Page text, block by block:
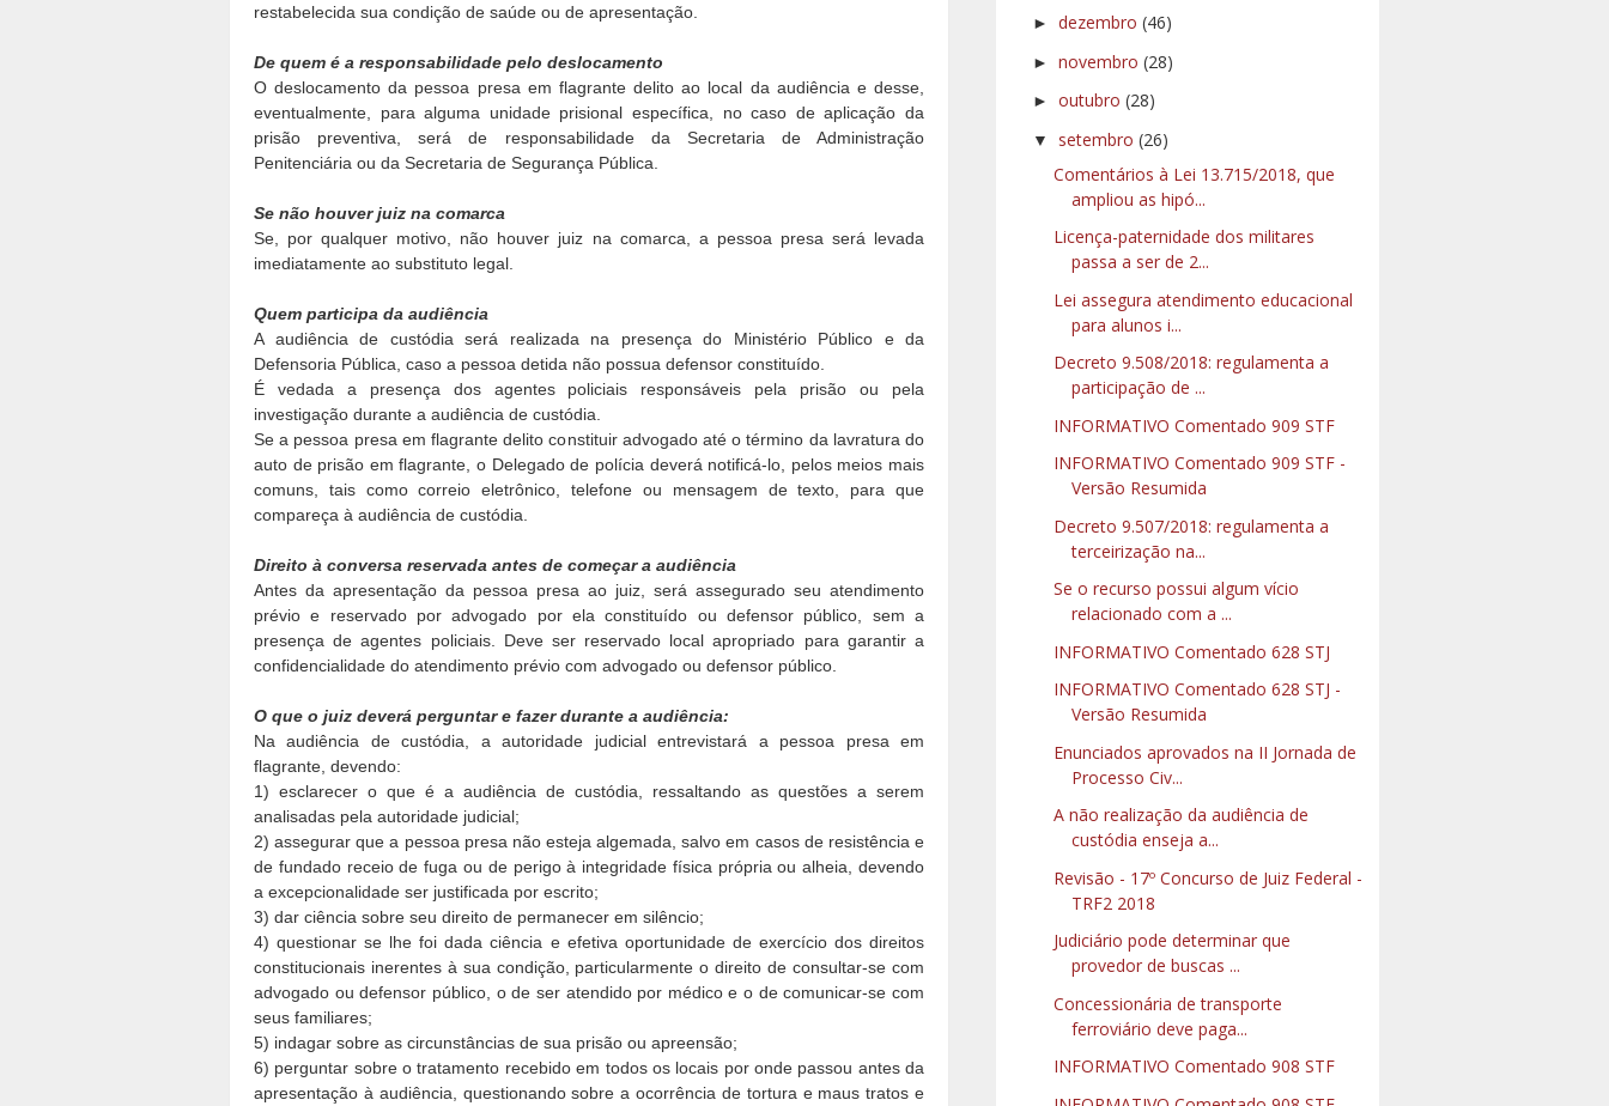
restabelecida sua condição de saúde ou de apresentação.
De quem é a responsabilidade pelo deslocamento
O deslocamento da pessoa presa em flagrante delito ao local da audiência e desse,
eventualmente, para alguma unidade prisional específica, no caso de aplicação da
prisão preventiva, será de responsabilidade da Secretaria de Administração
Penitenciária ou da Secretaria de Segurança Pública.
Se não houver juiz na comarca
Se, por qualquer motivo, não houver juiz na comarca, a pessoa presa será levada
imediatamente ao substituto legal.
Quem participa da audiência
A audiência de custódia será realizada na presença do Ministério Público e da
Defensoria Pública, caso a pessoa detida não possua defensor constituído.
É vedada a presença dos agentes policiais responsáveis pela prisão ou pela
investigação durante a audiência de custódia.
Se a pessoa presa em flagrante delito constituir advogado até o término da lavratura do
auto de prisão em flagrante, o Delegado de polícia deverá notificá-lo, pelos meios mais
comuns, tais como correio eletrônico, telefone ou mensagem de texto, para que
compareça à audiência de custódia.
Direito à conversa reservada antes de começar a audiência
Antes da apresentação da pessoa presa ao juiz, será assegurado seu atendimento
prévio e reservado por advogado por ela constituído ou defensor público, sem a
presença de agentes policiais. Deve ser reservado local apropriado para garantir a
confidencialidade do atendimento prévio com advogado ou defensor público.
O que o juiz deverá perguntar e fazer durante a audiência:
Na audiência de custódia, a autoridade judicial entrevistará a pessoa presa em
flagrante, devendo:
1) esclarecer o que é a audiência de custódia, ressaltando as questões a serem
analisadas pela autoridade judicial;
2) assegurar que a pessoa presa não esteja algemada, salvo em casos de resistência e
de fundado receio de fuga ou de perigo à integridade física própria ou alheia, devendo
a excepcionalidade ser justificada por escrito;
3) dar ciência sobre seu direito de permanecer em silêncio;
4) questionar se lhe foi dada ciência e efetiva oportunidade de exercício dos direitos
constitucionais inerentes à sua condição, particularmente o direito de consultar-se com
advogado ou defensor público, o de ser atendido por médico e o de comunicar-se com
seus familiares;
5) indagar sobre as circunstâncias de sua prisão ou apreensão;
6) perguntar sobre o tratamento recebido em todos os locais por onde passou antes da
apresentação à audiência, questionando sobre a ocorrência de tortura e maus tratos e
► dezembro (46)
► novembro (28)
► outubro (28)
▼ setembro (26)
Comentários à Lei 13.715/2018, que
ampliou as hipó...
Licença-paternidade dos militares
passa a ser de 2...
Lei assegura atendimento educacional
para alunos i...
Decreto 9.508/2018: regulamenta a
participação de ...
INFORMATIVO Comentado 909 STF
INFORMATIVO Comentado 909 STF -
Versão Resumida
Decreto 9.507/2018: regulamenta a
terceirização na...
Se o recurso possui algum vício
relacionado com a ...
INFORMATIVO Comentado 628 STJ
INFORMATIVO Comentado 628 STJ -
Versão Resumida
Enunciados aprovados na II Jornada de
Processo Civ...
A não realização da audiência de
custódia enseja a...
Revisão - 17º Concurso de Juiz Federal -
TRF2 2018
Judiciário pode determinar que
provedor de buscas ...
Concessionária de transporte
ferroviário deve paga...
INFORMATIVO Comentado 908 STF